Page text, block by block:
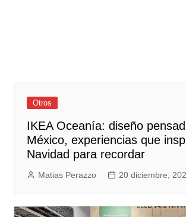
Otros
IKEA Oceanía: diseño
México, experiencias que
Navidad para recordar
Matias Perazzo 20 diciembre,